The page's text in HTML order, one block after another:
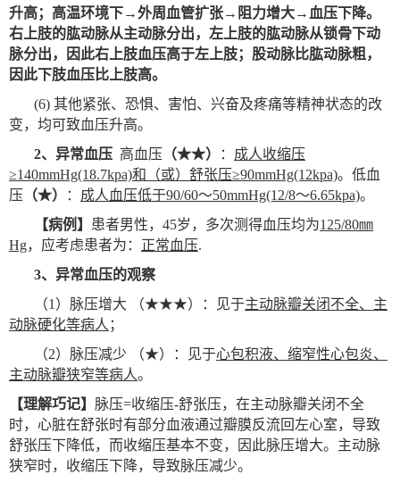
升高；高温环境下→外周血管扩张→ 阻力增大→ 血压下降。
右上肢的肱动脉从主动脉分出，左上肢的肱动脉从锁骨下动
脉分出，因此右上肢血压高于左上肢；股动脉比肱动脉粗，
因此下肢血压比上肢高。
(6) 其他紧张、恐惧、害怕、兴奋及疼痛等精神状态的改
变，均可致血压升高。
2、异常血压 高血压 （★★） ： 成人收缩压
≥140mmHg(18.7kpa)和（或）舒张压≥90mmHg(12kpa)。低血
压 （★） ： 成人血压低于90/60～50mmHg(12/8～6.65kpa)。
【病例】
患者男性，45岁，多次测得血压均为125/80㎜
Hg，应考虑患者为： 正常血压.
3、异常血压的观察
（1）脉压增大 （★★★）：见于主动脉瓣关闭不全、主
动脉硬化等病人 ；
（2）脉压减少 （★）：见于心包积液、缩窄性心包炎、
主动脉瓣狭窄等病人。
【理解巧记】 脉压=收缩压-舒张压，在主动脉瓣关闭不全
时，心脏在舒张时有部分血液通过瓣膜反流回左心室，导致
舒张压下降低，而收缩压基本不变，因此脉压增大。主动脉
狭窄时，收缩压下降，导致脉压减少。